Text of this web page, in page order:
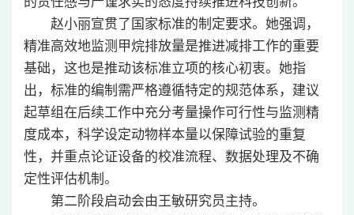
赵小丽宣贯了国家标准的制定要求。她强调，
精准高效地监测甲烷排放量是推进减排工作的重要
基础，这也是推动该标准立项的核心初衷。她指
出，标准的编制需严格遵循特定的规范体系，建议
起草组在后续工作中充分考量操作可行性与监测精
度成本，科学设定动物样本量以保障试验的重复
性，并重点论证设备的校准流程、数据处理及不确
定性评估机制。
第二阶段启动会由王敏研究员主持。